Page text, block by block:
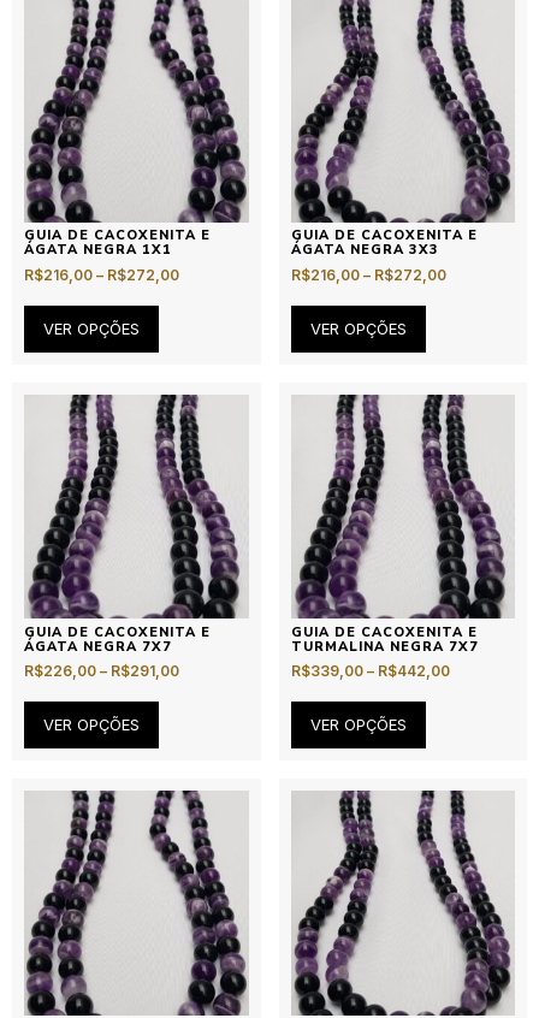
GUIA DE CACOXENITA E
ÁGATA NEGRA 1X1
R$216,00 – R$272,00
VER OPÇÕES
GUIA DE CACOXENITA E
ÁGATA NEGRA 3X3
R$216,00 – R$272,00
VER OPÇÕES
GUIA DE CACOXENITA E
ÁGATA NEGRA 7X7
R$226,00 – R$291,00
VER OPÇÕES
GUIA DE CACOXENITA E
TURMALINA NEGRA 7X7
R$339,00 – R$442,00
VER OPÇÕES